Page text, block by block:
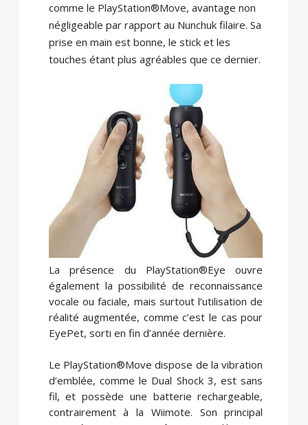
comme le PlayStation®Move, avantage non
négligeable par rapport au Nunchuk filaire. Sa
prise en main est bonne, le stick et les
touches étant plus agréables que ce dernier.
La présence du PlayStation®Eye ouvre
également la possibilité de reconnaissance
vocale ou faciale, mais surtout l’utilisation de
réalité augmentée, comme c’est le cas pour
EyePet, sorti en fin d’année dernière.
Le PlayStation®Move dispose de la vibration
d’emblée, comme le Dual Shock 3, est sans
fil, et possède une batterie rechargeable,
contrairement à la Wiimote. Son principal